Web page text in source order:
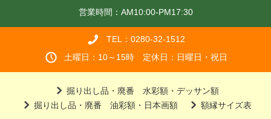
営業時間：AM10:00-PM17:30
TEL：0280-32-1512
土曜日：10～15時 定休日：日曜日・祝日
掘り出し品・廃番 水彩額・デッサン額
掘り出し品・廃番 油彩額・日本画額
額縁サイズ表